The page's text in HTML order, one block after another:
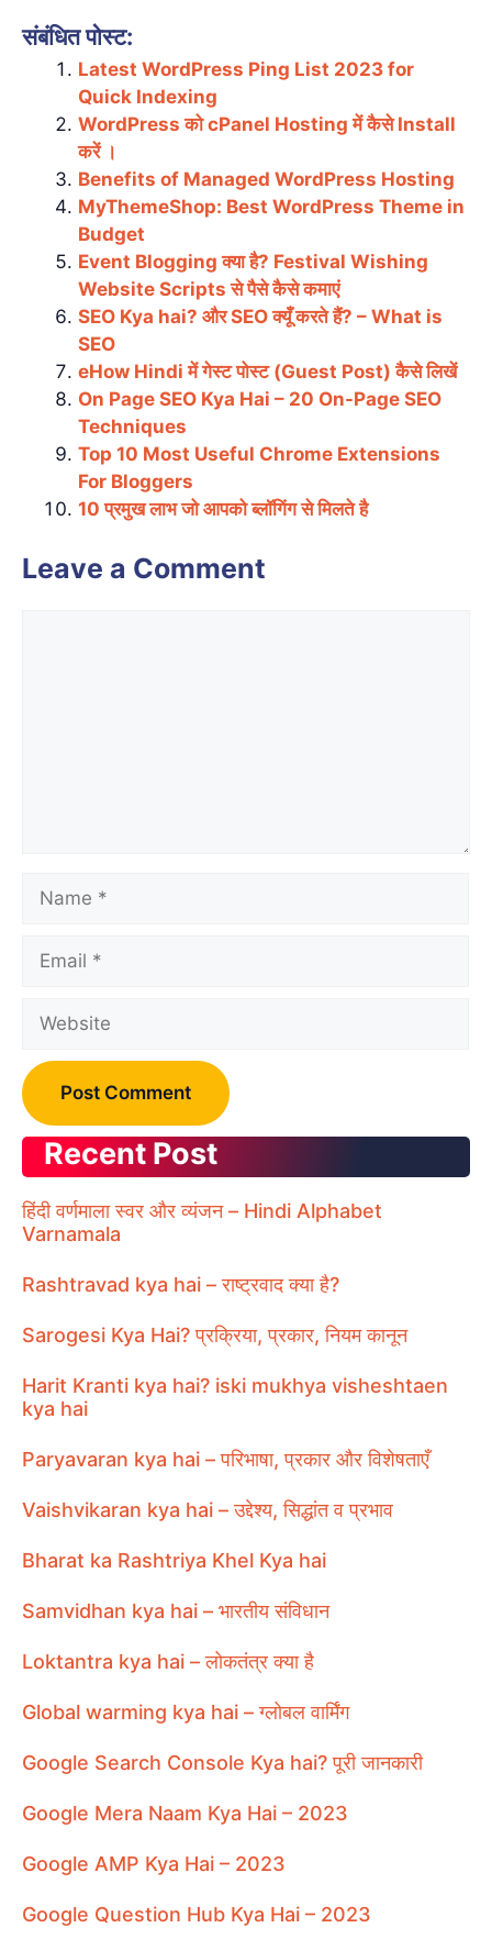
संबंधित पोस्ट:
Latest WordPress Ping List 2023 for
Quick Indexing
WordPress को cPanel Hosting में कैसे Install
करें ।
Benefits of Managed WordPress Hosting
MyThemeShop: Best WordPress Theme in
Budget
Event Blogging क्या है? Festival Wishing
Website Scripts से पैसे कैसे कमाएं
SEO Kya hai? और SEO क्यूँ करते हैं? – What is
SEO
eHow Hindi में गेस्ट पोस्ट (Guest Post) कैसे लिखें
On Page SEO Kya Hai – 20 On-Page SEO
Techniques
Top 10 Most Useful Chrome Extensions
For Bloggers
10 प्रमुख लाभ जो आपको ब्लॉगिंग से मिलते है
Leave a Comment
Recent Post
हिंदी वर्णमाला स्वर और व्यंजन – Hindi Alphabet
Varnamala
Rashtravad kya hai – राष्ट्रवाद क्या है?
Sarogesi Kya Hai? प्रक्रिया, प्रकार, नियम कानून
Harit Kranti kya hai? iski mukhya visheshtaen
kya hai
Paryavaran kya hai – परिभाषा, प्रकार और विशेषताएँ
Vaishvikaran kya hai – उद्देश्य, सिद्धांत व प्रभाव
Bharat ka Rashtriya Khel Kya hai
Samvidhan kya hai – भारतीय संविधान
Loktantra kya hai – लोकतंत्र क्या है
Global warming kya hai – ग्लोबल वार्मिंग
Google Search Console Kya hai? पूरी जानकारी
Google Mera Naam Kya Hai – 2023
Google AMP Kya Hai – 2023
Google Question Hub Kya Hai – 2023